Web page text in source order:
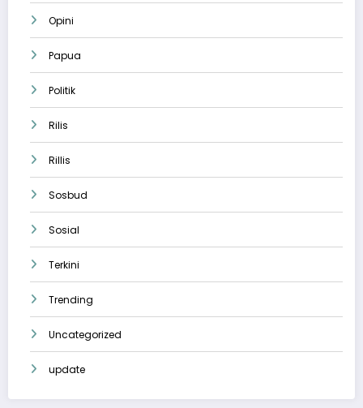
Opini
Papua
Politik
Rilis
Rillis
Sosbud
Sosial
Terkini
Trending
Uncategorized
update